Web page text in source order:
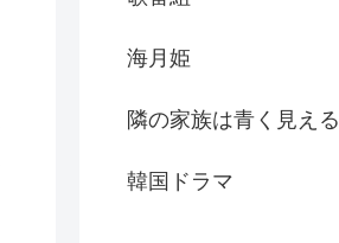
海月姫
隣の家族は青く見える
韓国ドラマ